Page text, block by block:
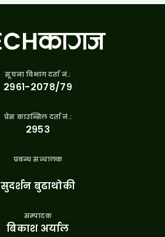
सूचना विभाग दर्ता नं.:
२९६१-२०७८/७९
प्रेस काउन्सिल दर्ता नं.:
२९५३
प्रबन्ध सन्चालक
सुदर्शन बुढाथोकी
सम्पादक
बिकाश अर्याल